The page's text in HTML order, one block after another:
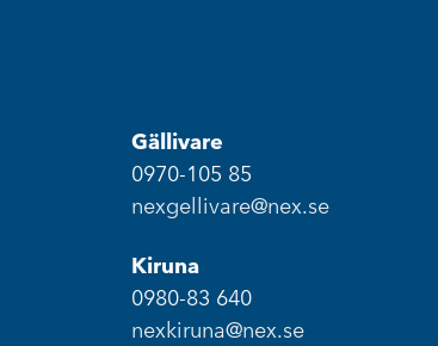
Gällivare
0970-105 85
nexgellivare@nex.se
Kiruna
0980-83 640
nexkiruna@nex.se